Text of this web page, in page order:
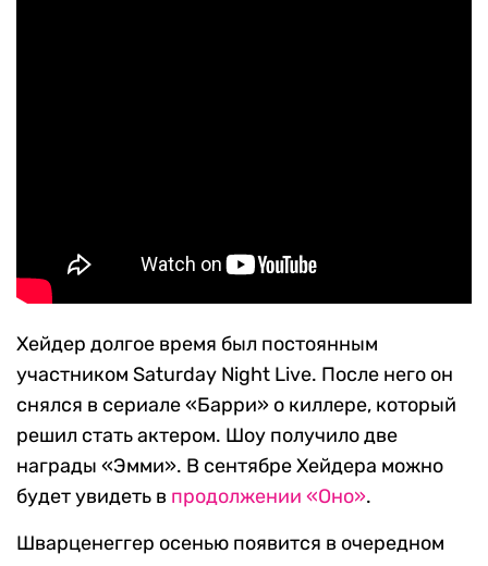
Хейдер долгое время был постоянным
участником Saturday Night Live. После него он
снялся в сериале «Барри» о киллере, который
решил стать актером. Шоу получило две
награды «Эмми». В сентябре Хейдера можно
будет увидеть в продолжении «Оно».
Шварценеггер осенью появится в очередном